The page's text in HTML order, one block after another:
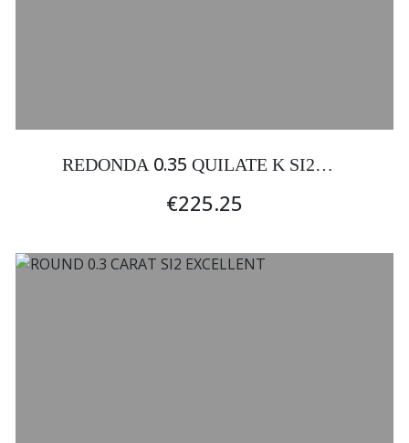
REDONDA 0.35 QUILATE K SI2
EXCELENTE
€225.25